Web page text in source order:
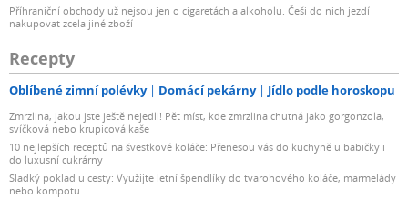
Příhraniční obchody už nejsou jen o cigaretách a alkoholu. Češi do nich jezdí
nakupovat zcela jiné zboží
Recepty
Oblíbené zimní polévky Domácí pekárny Jídlo podle horoskopu
Zmrzlina, jakou jste ještě nejedli! Pět míst, kde zmrzlina chutná jako gorgonzola,
svíčková nebo krupicová kaše
10 nejlepších receptů na švestkové koláče: Přenesou vás do kuchyně u babičky i
do luxusní cukrárny
Sladký poklad u cesty: Využijte letní špendlíky do tvarohového koláče, marmelády
nebo kompotu